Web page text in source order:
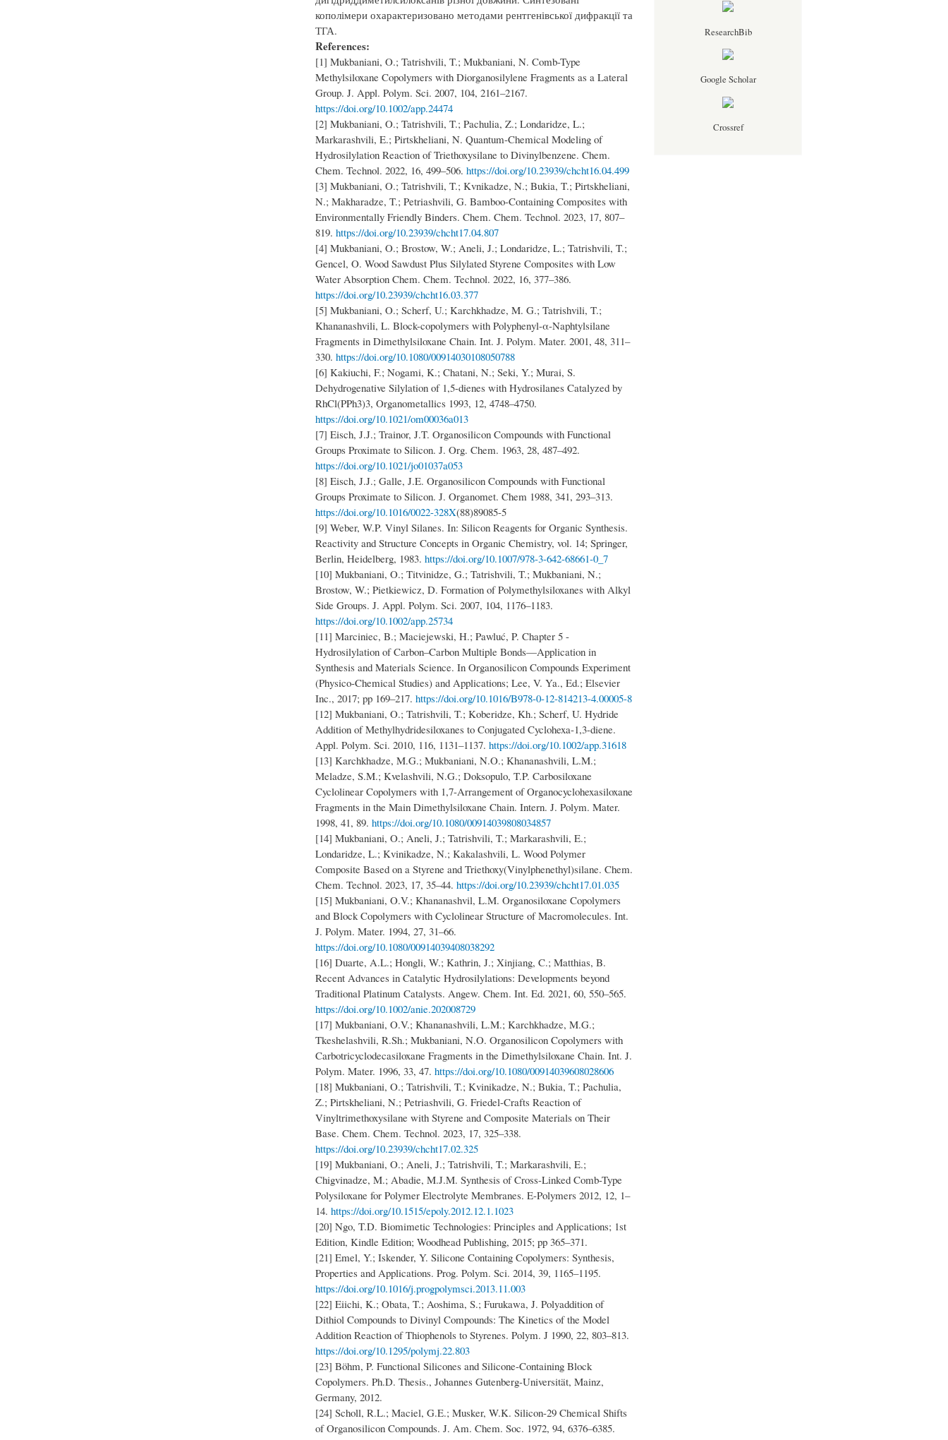
кополімери охарактеризовано методами рентгенівської дифракції та
ТГА.
References:
[1] Mukbaniani, O.; Tatrishvili, T.; Mukbaniani, N. Comb-Type
Methylsiloxane Copolymers with Diorganosilylene Fragments as a Lateral
Group. J. Appl. Polym. Sci. 2007, 104, 2161–2167.
https://doi.org/10.1002/app.24474
[2] Mukbaniani, O.; Tatrishvili, T.; Pachulia, Z.; Londaridze, L.;
Markarashvili, E.; Pirtskheliani, N. Quantum-Chemical Modeling of
Hydrosilylation Reaction of Triethoxysilane to Divinylbenzene. Chem.
Chem. Technol. 2022, 16, 499–506. https://doi.org/10.23939/chcht16.04.499
[3] Mukbaniani, O.; Tatrishvili, T.; Kvnikadze, N.; Bukia, T.; Pirtskheliani,
N.; Makharadze, T.; Petriashvili, G. Bamboo-Containing Composites with
Environmentally Friendly Binders. Chem. Chem. Technol. 2023, 17, 807–
819. https://doi.org/10.23939/chcht17.04.807
[4] Mukbaniani, O.; Brostow, W.; Aneli, J.; Londaridze, L.; Tatrishvili, T.;
Gencel, O. Wood Sawdust Plus Silylated Styrene Composites with Low
Water Absorption Chem. Chem. Technol. 2022, 16, 377–386.
https://doi.org/10.23939/chcht16.03.377
[5] Mukbaniani, O.; Scherf, U.; Karchkhadze, M. G.; Tatrishvili, T.;
Khananashvili, L. Block-copolymers with Polyphenyl-α-Naphtylsilane
Fragments in Dimethylsiloxane Chain. Int. J. Polym. Mater. 2001, 48, 311–
330. https://doi.org/10.1080/00914030108050788
[6] Kakiuchi, F.; Nogami, K.; Chatani, N.; Seki, Y.; Murai, S.
Dehydrogenative Silylation of 1,5-dienes with Hydrosilanes Catalyzed by
RhCl(PPh3)3, Organometallics 1993, 12, 4748–4750.
https://doi.org/10.1021/om00036a013
[7] Eisch, J.J.; Trainor, J.T. Organosilicon Compounds with Functional
Groups Proximate to Silicon. J. Org. Chem. 1963, 28, 487–492.
https://doi.org/10.1021/jo01037a053
[8] Eisch, J.J.; Galle, J.E. Organosilicon Compounds with Functional
Groups Proximate to Silicon. J. Organomet. Chem 1988, 341, 293–313.
https://doi.org/10.1016/0022-328X(88)89085-5
[9] Weber, W.P. Vinyl Silanes. In: Silicon Reagents for Organic Synthesis.
Reactivity and Structure Concepts in Organic Chemistry, vol. 14; Springer,
Berlin, Heidelberg, 1983. https://doi.org/10.1007/978-3-642-68661-0_7
[10] Mukbaniani, O.; Titvinidze, G.; Tatrishvili, T.; Mukbaniani, N.;
Brostow, W.; Pietkiewicz, D. Formation of Polymethylsiloxanes with Alkyl
Side Groups. J. Appl. Polym. Sci. 2007, 104, 1176–1183.
https://doi.org/10.1002/app.25734
[11] Marciniec, B.; Maciejewski, H.; Pawluć, P. Chapter 5 -
Hydrosilylation of Carbon–Carbon Multiple Bonds—Application in
Synthesis and Materials Science. In Organosilicon Compounds Experiment
(Physico-Chemical Studies) and Applications; Lee, V. Ya., Ed.; Elsevier
Inc., 2017; pp 169–217. https://doi.org/10.1016/B978-0-12-814213-4.00005-8
[12] Mukbaniani, O.; Tatrishvili, T.; Koberidze, Kh.; Scherf, U. Hydride
Addition of Methylhydridesiloxanes to Conjugated Cyclohexa-1,3-diene.
Appl. Polym. Sci. 2010, 116, 1131–1137. https://doi.org/10.1002/app.31618
[13] Karchkhadze, M.G.; Mukbaniani, N.O.; Khananashvili, L.M.;
Meladze, S.M.; Kvelashvili, N.G.; Doksopulo, T.P. Carbosiloxane
Cyclolinear Copolymers with 1,7-Arrangement of Organocyclohexasiloxane
Fragments in the Main Dimethylsiloxane Chain. Intern. J. Polym. Mater.
1998, 41, 89. https://doi.org/10.1080/00914039808034857
[14] Mukbaniani, O.; Aneli, J.; Tatrishvili, T.; Markarashvili, E.;
Londaridze, L.; Kvinikadze, N.; Kakalashvili, L. Wood Polymer
Composite Based on a Styrene and Triethoxy(Vinylphenethyl)silane. Chem.
Chem. Technol. 2023, 17, 35–44. https://doi.org/10.23939/chcht17.01.035
[15] Mukbaniani, O.V.; Khananashvil, L.M. Organosiloxane Copolymers
and Block Copolymers with Cyclolinear Structure of Macromolecules. Int.
J. Polym. Mater. 1994, 27, 31–66.
https://doi.org/10.1080/00914039408038292
[16] Duarte, A.L.; Hongli, W.; Kathrin, J.; Xinjiang, C.; Matthias, B.
Recent Advances in Catalytic Hydrosilylations: Developments beyond
Traditional Platinum Catalysts. Angew. Chem. Int. Ed. 2021, 60, 550–565.
https://doi.org/10.1002/anie.202008729
[17] Mukbaniani, O.V.; Khananashvili, L.M.; Karchkhadze, M.G.;
Tkeshelashvili, R.Sh.; Mukbaniani, N.O. Organosilicon Copolymers with
Carbotricyclodecasiloxane Fragments in the Dimethylsiloxane Chain. Int. J.
Polym. Mater. 1996, 33, 47. https://doi.org/10.1080/00914039608028606
[18] Mukbaniani, O.; Tatrishvili, T.; Kvinikadze, N.; Bukia, T.; Pachulia,
Z.; Pirtskheliani, N.; Petriashvili, G. Friedel-Crafts Reaction of
Vinyltrimethoxysilane with Styrene and Composite Materials on Their
Base. Chem. Chem. Technol. 2023, 17, 325–338.
https://doi.org/10.23939/chcht17.02.325
[19] Mukbaniani, O.; Aneli, J.; Tatrishvili, T.; Markarashvili, E.;
Chigvinadze, M.; Abadie, M.J.M. Synthesis of Cross-Linked Comb-Type
Polysiloxane for Polymer Electrolyte Membranes. E-Polymers 2012, 12, 1–
14. https://doi.org/10.1515/epoly.2012.12.1.1023
[20] Ngo, T.D. Biomimetic Technologies: Principles and Applications; 1st
Edition, Kindle Edition; Woodhead Publishing, 2015; pp 365–371.
[21] Emel, Y.; Iskender, Y. Silicone Containing Copolymers: Synthesis,
Properties and Applications. Prog. Polym. Sci. 2014, 39, 1165–1195.
https://doi.org/10.1016/j.progpolymsci.2013.11.003
[22] Eiichi, K.; Obata, T.; Aoshima, S.; Furukawa, J. Polyaddition of
Dithiol Compounds to Divinyl Compounds: The Kinetics of the Model
Addition Reaction of Thiophenols to Styrenes. Polym. J 1990, 22, 803–813.
https://doi.org/10.1295/polymj.22.803
[23] Böhm, P. Functional Silicones and Silicone-Containing Block
Copolymers. Ph.D. Thesis., Johannes Gutenberg-Universität, Mainz,
Germany, 2012.
[24] Scholl, R.L.; Maciel, G.E.; Musker, W.K. Silicon-29 Chemical Shifts
of Organosilicon Compounds. J. Am. Chem. Soc. 1972, 94, 6376–6385.
ResearchBib
Google Scholar
Crossref